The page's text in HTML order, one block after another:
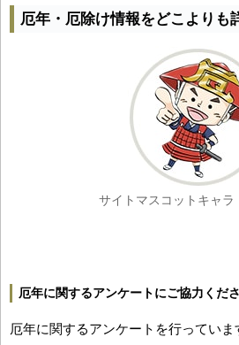
厄年・厄除け情報をどこよりも
サイトマスコットキャラ
厄年に関するアンケートにご協力くだ
厄年に関するアンケートを行ってい